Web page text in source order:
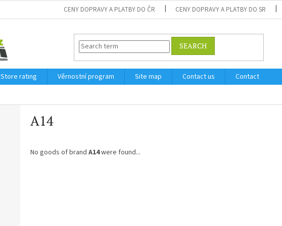
CENY DOPRAVY A PLATBY DO ČR CENY DOPRAVY A PLATBY DO SR
SEARCH
Store rating Věrnostní program Site map Contact us
Contact
A14
No goods of brand A14were found...